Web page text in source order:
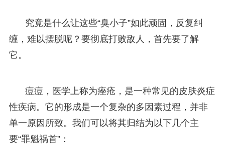
究竟是什么让这些“臭小子”如此顽固，反复纠
缠，难以摆脱呢？要彻底打败敌人，首先要了解
它。
痘痘，医学上称为痤疮，是一种常见的皮肤炎症
性疾病。它的形成是一个复杂的多因素过程，并非
单一原因所致。我们可以将其归结为以下几个主
要“罪魁祸首”：